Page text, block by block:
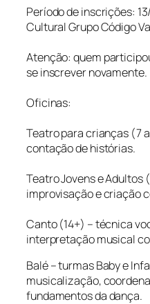
Período de inscrições:
Cultural Grupo Código
Atenção: quem
se inscrever novamente.
Oficinas:
Teatro para crianças (7
contação de histórias.
Teatro Jovens e Adultos
improvisação e criação
Canto (14+) – técnica
interpretação musical
Balé – turmas Baby e
musicalização,
fundamentos da dança.